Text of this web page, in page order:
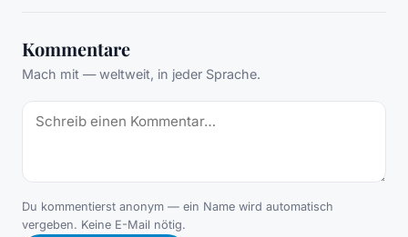
Kommentare
Mach mit — weltweit, in jeder Sprache.
Du kommentierst anonym — ein Name wird automatisch
vergeben. Keine E-Mail nötig.